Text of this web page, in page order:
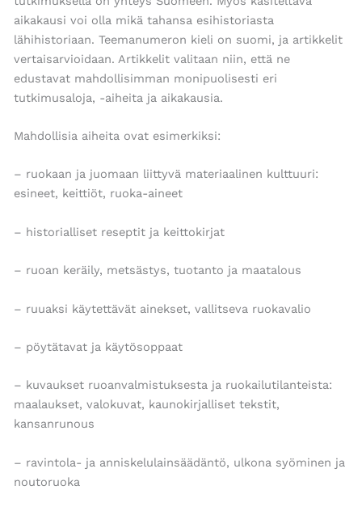
aikakausi voi olla mikä tahansa esihistoriasta
lähihistoriaan. Teemanumeron kieli on suomi, ja artikkelit
vertaisarvioidaan. Artikkelit valitaan niin, että ne
edustavat mahdollisimman monipuolisesti eri
tutkimusaloja, -aiheita ja aikakausia.
Mahdollisia aiheita ovat esimerkiksi:
– ruokaan ja juomaan liittyvä materiaalinen kulttuuri:
esineet, keittiöt, ruoka-aineet
– historialliset reseptit ja keittokirjat
– ruoan keräily, metsästys, tuotanto ja maatalous
– ruuaksi käytettävät ainekset, vallitseva ruokavalio
– pöytätavat ja käytösoppaat
– kuvaukset ruoanvalmistuksesta ja ruokailutilanteista:
maalaukset, valokuvat, kaunokirjalliset tekstit,
kansanrunous
– ravintola- ja anniskelulainsäädäntö, ulkona syöminen ja
noutoruoka